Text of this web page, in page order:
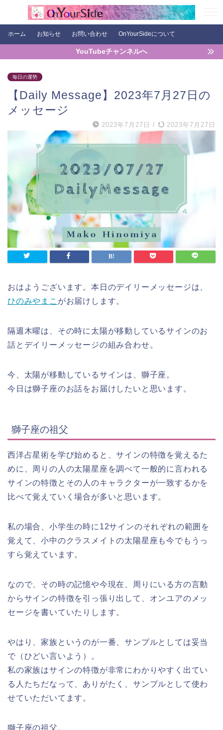
ホーム お知らせ お問い合わせ OnYourSideについて
YouTubeチャンネルへ
毎日の運勢
【Daily Message】2023年7月27日の
メッセージ
2023年7月27日 / 2023年7月27日
おはようございます。本日のデイリーメッセージは、
ひのみやまこ がお届けします。
隔週木曜は、その時に太陽が移動しているサインのお
話とデイリーメッセージの組み合わせ。
今、太陽が移動しているサインは、獅子座。
今日は獅子座のお話をお届けしたいと思います。
獅子座の祖父
西洋占星術を学び始めると、サインの特徴を覚えるた
めに、周りの人の太陽星座を調べて一般的に言われる
サインの特徴とその人のキャラクターが一致するかを
比べて覚えていく場合が多いと思います。
私の場合、小学生の時に12サインのそれぞれの範囲を
覚えて、小中のクラスメイトの太陽星座も今でもうっ
すら覚えています。
なので、その時の記憶や今現在、周りにいる方の言動
からサインの特徴を引っ張り出して、オンユアのメッ
セージを書いていたりします。
やはり、家族というのが一番、サンプルとしては妥当
で（ひどい言いよう）。
私の家族はサインの特徴が非常にわかりやすく出てい
る人たちだなって、ありがたく、サンプルとして使わ
せていただいてます。
獅子座の祖父。